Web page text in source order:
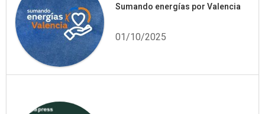
Sumando energías por Valencia
01/10/2025